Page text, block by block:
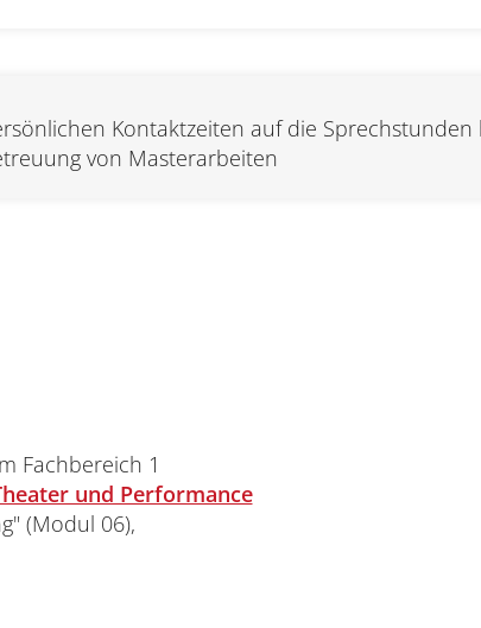
Kontaktzeiten auf die Sprechstunden
von Masterarbeiten
Fachbereich 1
und Performance
(Modul 06),